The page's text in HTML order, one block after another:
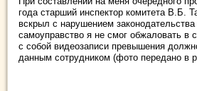
года старший инспектор комитета В.Б.
вскрыл с нарушением
самоуправство я не смог обжаловать в
с собой видеозаписи превышения
данным сотрудником (фото передано в